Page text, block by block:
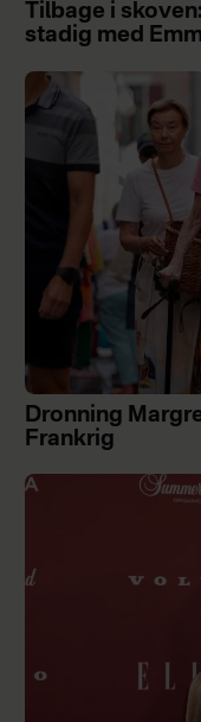
Tilbage i
stadig med
Dronning
Frankrig